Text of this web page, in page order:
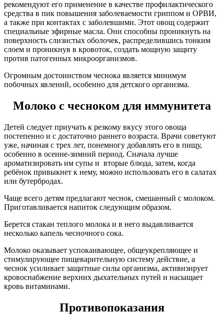
рекомендуют его применение в качестве профилактического
средства в пик повышения заболеваемости гриппом и ОРВИ,
а также при контактах с заболевшими. Этот овощ содержит
специальные эфирные масла. Они способны проникнуть на
поверхность слизистых оболочек, распределившись тонким
слоем и проникнув в кровоток, создать мощную защиту
против патогенных микроорганизмов.
Огромным достоинством чеснока является минимум
побочных явлений, особенно для детского организма.
Молоко с чесноком для иммунитета
Детей следует приучать к резкому вкусу этого овоща
постепенно и с достаточно раннего возраста. Врачи советуют
уже, начиная с трех лет, понемногу добавлять его в пищу,
особенно в осенне-зимний период. Сначала лучше
ароматизировать им супы и вторые блюда, затем, когда
ребёнок привыкнет к нему, можно использовать его в салатах
или бутербродах.
Чаще всего детям предлагают чеснок, смешанный с молоком.
Приготавливается напиток следующим образом.
Берется стакан теплого молока и в него выдавливается
несколько капель чесночного сока.
Молоко оказывает успокаивающее, общеукрепляющее и
стимулирующее пищеварительную систему действие, а
чеснок усиливает защитные силы организма, активизирует
кровоснабжение верхних дыхательных путей и насыщает
кровь витаминами.
Противопоказания